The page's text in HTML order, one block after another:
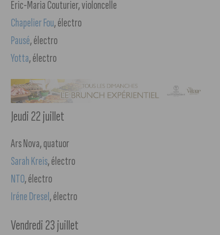
Eric-Maria Couturier, violoncelle
Chapelier Fou, électro
Pausé, électro
Yotta, électro
Jeudi 22 juillet
Ars Nova, quatuor
Sarah Kreis, électro
NTO, électro
Iréne Dresel, électro
Vendredi 23 juillet